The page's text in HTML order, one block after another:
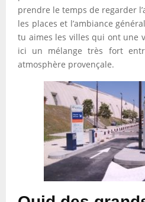
prendre le temps de regarder
les places et l’ambiance
tu aimes les villes qui ont une
ici un mélange très fort
atmosphère provençale.